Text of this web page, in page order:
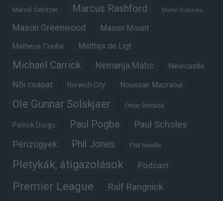
Marcel Sabitzer Marcus Rashford Martin Dubravka
Mason Greenwood Mason Mount
Matheus Cunha Matthijs de Ligt
Michael Carrick Nemanja Matic Newcastle
Női csapat Norwich City Noussair Mazraoui
Ole Gunnar Solskjaer Omar Berrada
Patrick Dorgu Paul Pogba Paul Scholes
Pénzügyek Phil Jones Phil Neville
Pletykák, átigazolások Podcast
Premier League Ralf Rangnick